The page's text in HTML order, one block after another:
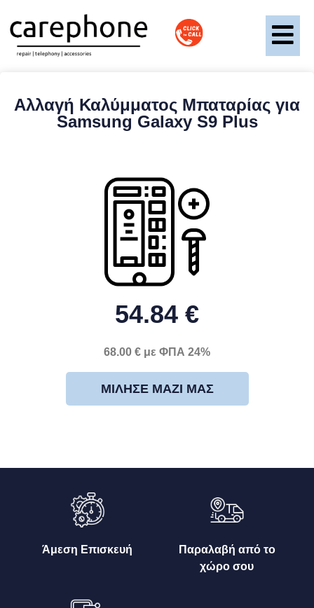
Αλλαγή Καλύμματος Μπαταρίας για
Samsung Galaxy S9 Plus
54.84 €
68.00 € με ΦΠΑ 24%
ΜΊΛΗΣΕ ΜΑΖΊ ΜΑΣ
Άμεση Επισκευή
Παραλαβή από το
χώρο σου